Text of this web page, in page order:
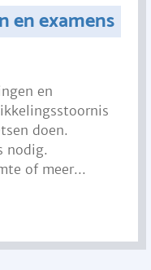
en examens
en
doen.
nodig.
of meer...